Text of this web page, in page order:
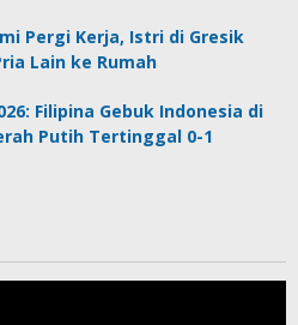
Pergi Kerja, Istri di Gresik
Lain ke Rumah
Filipina Gebuk Indonesia di
Putih Tertinggal 0-1